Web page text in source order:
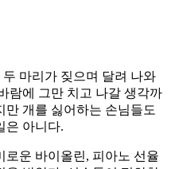
마리가 짖으며 달려 나와
람에 그만 치고 나갈 생각까
만 개를 싫어하는 손님들도
은 아니다.
로운 바이올린, 피아노 선율